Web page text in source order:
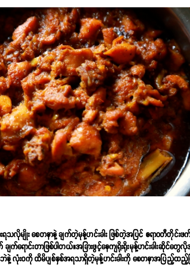
ရသလိုမျိုး စေတနာနဲ့ ချက်တဲ့မုန့်ဟင်းခါး ဖြစ်တဲ့အပြင် ဧရာ၀တီတိုင်း
ရောင်းတာဖြစ်ပါတယ်။အခြားဖွင့်နေကျရိုးရိုးမုန့်ဟင်းခါးဆိုင်တွ
နဲ့ လုံး၀ကို ထိမိပျစ်နှစ်အရသာရှိတဲ့မုန့်ဟင်းခါးကို စေတနာအပြည့်ထည့်ပ